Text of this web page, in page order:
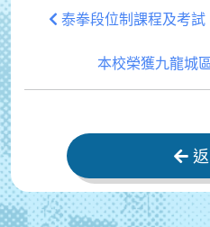
泰拳段位制課程及考試
本校榮獲九龍城